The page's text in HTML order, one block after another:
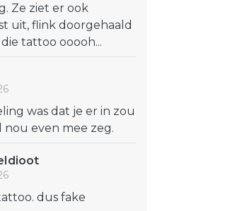
Ze ziet er ook
uit, flink doorgehaald
tattoo ooooh...
was dat je er in zou
nou even mee zeg.
dus fake